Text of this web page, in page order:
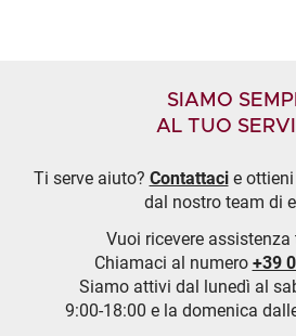
SIAMO
AL TUO
Ti serve aiuto? Contattacie ottieni
dal nostro team di
Vuoi ricevere
Chiamaci al numero +39
Siamo attivi dal lunedì al
9:00-18:00 e la domenica